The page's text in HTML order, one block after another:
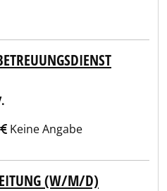
Keine Angabe
(W/M/D)